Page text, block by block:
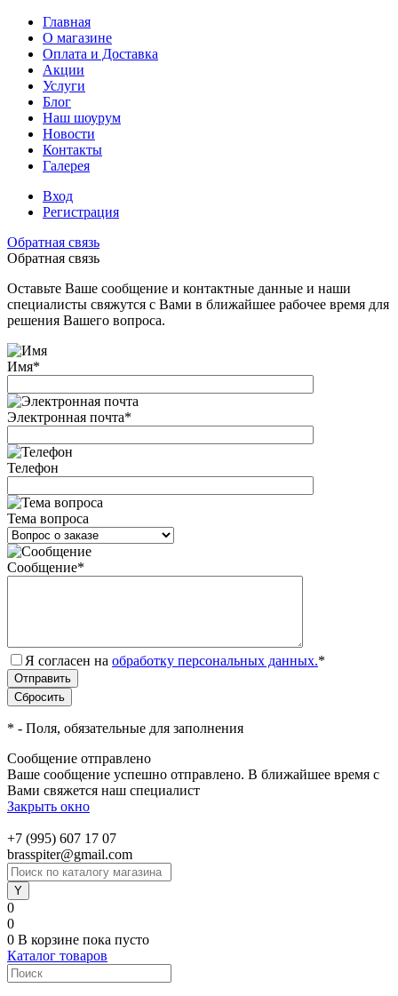
Главная
О магазине
Оплата и Доставка
Акции
Услуги
Блог
Наш шоурум
Новости
Контакты
Галерея
Вход
Регистрация
Обратная связь
Обратная связь
Оставьте Ваше сообщение и контактные данные и наши
специалисты свяжутся с Вами в ближайшее рабочее время для
решения Вашего вопроса.
Имя*
Электронная почта*
Телефон
Тема вопроса
Сообщение*
Я согласен на обработку персональных данных.*
* - Поля, обязательные для заполнения
Сообщение отправлено
Ваше сообщение успешно отправлено. В ближайшее время с
Вами свяжется наш специалист
Закрыть окно
+7 (995) 607 17 07
brasspiter@gmail.com
0
0
0 В корзине пока пусто
Каталог товаров